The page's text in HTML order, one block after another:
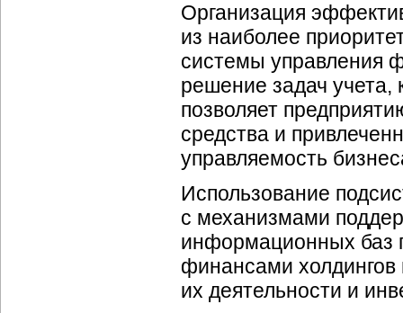
Организация
из наиболее
системы управления
решение задач учета,
позволяет
средства и
управляемость
Использование
с механизмами
информационных баз
финансами
их деятельности и